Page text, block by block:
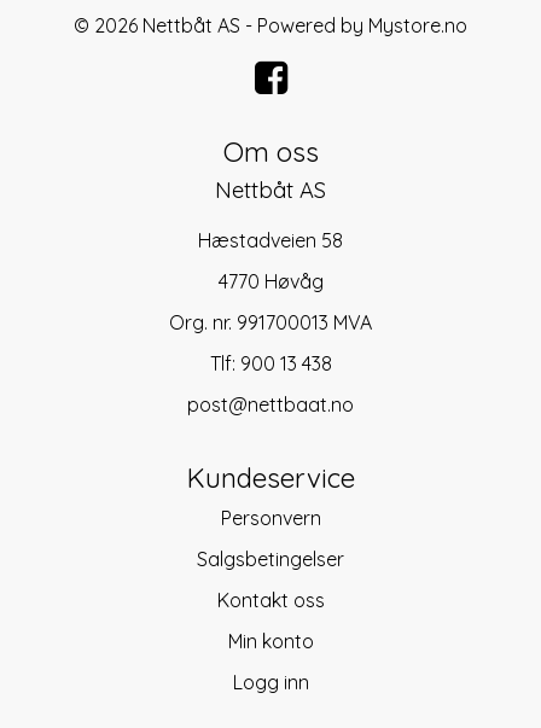
© 2026 Nettbåt AS - Powered by Mystore.no
Om oss
Nettbåt AS
Hæstadveien 58
4770 Høvåg
Org. nr. 991700013 MVA
Tlf: 900 13 438
post@nettbaat.no
Kundeservice
Personvern
Salgsbetingelser
Kontakt oss
Min konto
Logg inn